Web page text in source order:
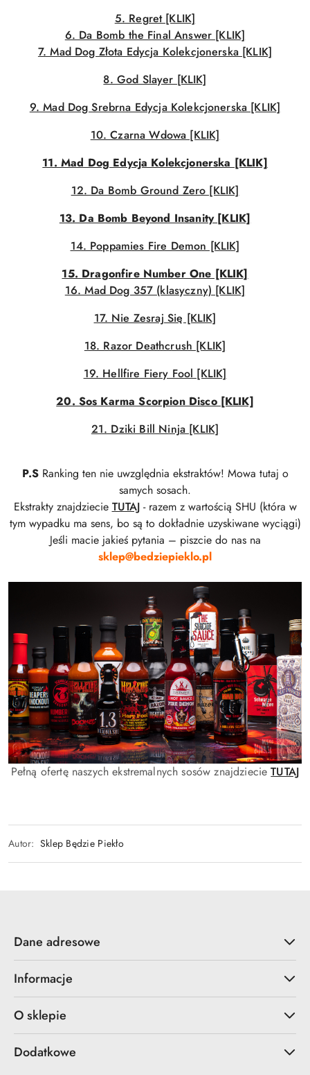
5. Regret [KLIK]
6. Da Bomb the Final Answer [KLIK]
7. Mad Dog Złota Edycja Kolekcjonerska [KLIK]
8. God Slayer [KLIK]
9. Mad Dog Srebrna Edycja Kolekcjonerska [KLIK]
10. Czarna Wdowa [KLIK]
11. Mad Dog Edycja Kolekcjonerska [KLIK]
12. Da Bomb Ground Zero [KLIK]
13. Da Bomb Beyond Insanity [KLIK]
14. Poppamies Fire Demon [KLIK]
15. Dragonfire Number One [KLIK]
16. Mad Dog 357 (klasyczny) [KLIK]
17. Nie Zesraj Się [KLIK]
18. Razor Deathcrush [KLIK]
19. Hellfire Fiery Fool [KLIK]
20. Sos Karma Scorpion Disco [KLIK]
21. Dziki Bill Ninja [KLIK]
P.SRanking ten nie uwzględnia ekstraktów! Mowa tutaj o
samych sosach.
Ekstrakty znajdziecie TUTAJ- razem z wartością SHU (która w
tym wypadku ma sens, bo są to dokładnie uzyskiwane wyciągi)
Jeśli macie jakieś pytania – piszcie do nas na
sklep@bedziepieklo.pl
Pełną ofertę naszych ekstremalnych sosów znajdziecieTUTAJ
Autor: Sklep Będzie Piekło
Dane adresowe
Informacje
O sklepie
Dodatkowe